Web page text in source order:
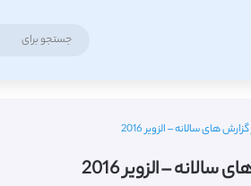
های سالانه – الزویر 2016
– الزویر 2016